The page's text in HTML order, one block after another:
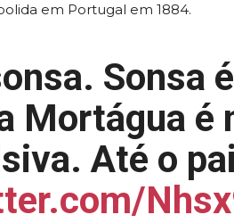
em Portugal em 1884.
Sonsa
Mortágua é
Até o